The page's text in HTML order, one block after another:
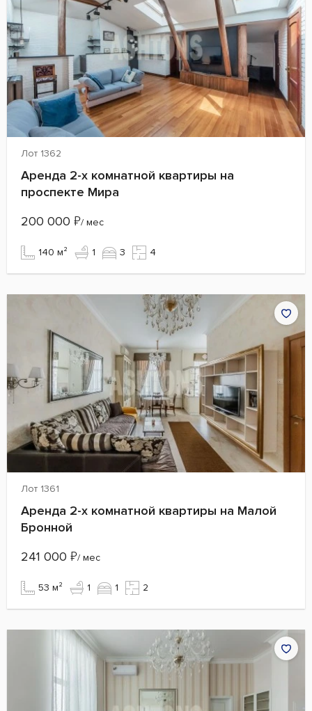
Лот 1362
Аренда 2-х комнатной квартиры на
проспекте Мира
200 000 ₽/ мес
140 м² 1 3 4
Лот 1361
Аренда 2-х комнатной квартиры на Малой
Бронной
241 000 ₽/ мес
53 м² 1 1 2